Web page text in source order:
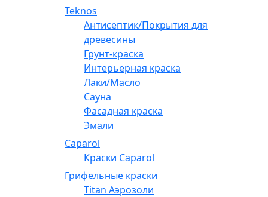
Teknos
Антисептик/Покрытия для
древесины
Грунт-краска
Интерьерная краска
Лаки/Масло
Сауна
Фасадная краска
Эмали
Caparol
Краски Caparol
Грифельные краски
Titan Аэрозоли